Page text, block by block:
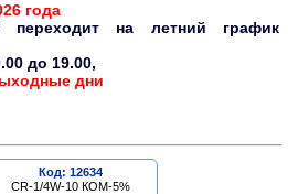
года
переходит на летний график
до 19.00,
дни
Код: 12634
CR-1/4W-10 КОМ-5%